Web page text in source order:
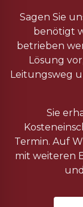
Sagen Sie
benötigt
betrieben
Lösung
Leitungsweg
Sie
Termin. Auf
mit weiteren